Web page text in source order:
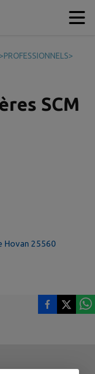
>PROFESSIONNELS>
SCM
Hovan 25560